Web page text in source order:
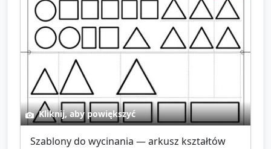
Kliknij, aby powiększyć
Szablony do wycinania — arkusz kształtów